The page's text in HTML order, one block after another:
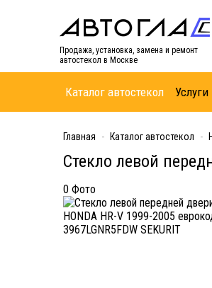
Продажа, установка, замена и ремонт
автостекол в Москве
Каталог автостекол Услуги
Главная Каталог автостекол
Стекло левой
0 Фото